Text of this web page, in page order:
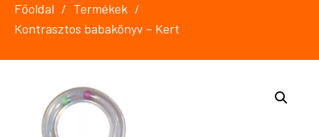
Főoldal
Termékek
Kontrasztos babakönyv – Kert